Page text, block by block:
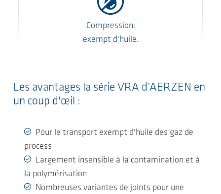
Compression:
exempt d'huile.
Les avantages la série VRA d’AERZEN en
un coup d'œil :
Pour le transport exempt d'huile des gaz de
process
Largement insensible à la contamination et à
la polymérisation
Nombreuses variantes de joints pour une